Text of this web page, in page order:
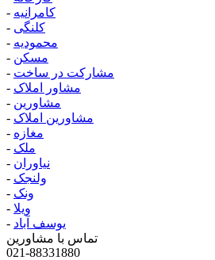
- کامرانیه
- کلنگی
- محمودیه
- مسکن
- مشارکت در ساخت
- مشاور املاک
- مشاورین
- مشاورین املاک
- مغازه
- ملک
- نیاوران
- ولنجک
- ونک
- ویلا
- یوسف آباد
تماس با مشاورین
021-88331880